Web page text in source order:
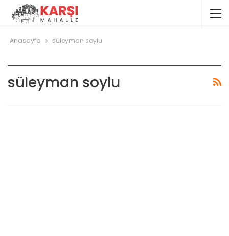
Anasayfa süleyman soylu
süleyman soylu